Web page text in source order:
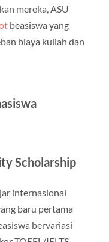
mereka, ASU
beasiswa yang
biaya kuliah dan
Scholarship
internasional
baru pertama
bervariasi